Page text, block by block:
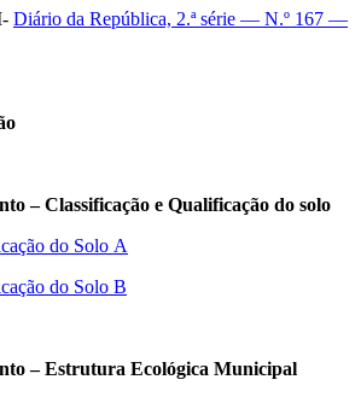
Diário da República, 2.ª série — N.º 167 —
– Classificação e Qualificação do solo
do Solo A
do Solo B
– Estrutura Ecológica Municipal